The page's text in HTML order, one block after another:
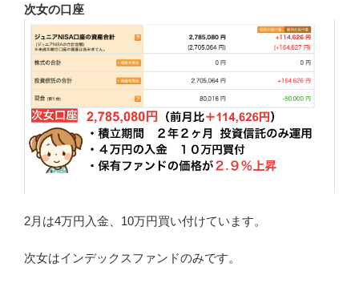
次女の口座
2月は4万円入金、10万円買い付けています。
次女はインデックスファンドのみです。